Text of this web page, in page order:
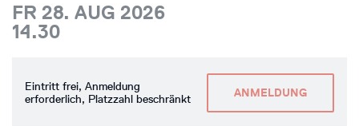
FR 28. AUG 2026
14.30
Eintritt frei, Anmeldung
erforderlich, Platzzahl beschränkt
ANMELDUNG